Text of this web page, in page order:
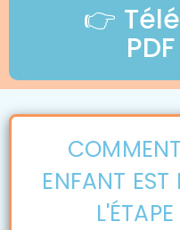
👉
ENFANT EST